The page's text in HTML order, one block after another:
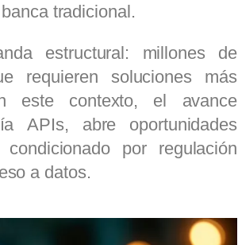
tradicional.
estructural: millones de
requieren soluciones más
este contexto, el avance
APIs, abre oportunidades
por regulación
a datos.